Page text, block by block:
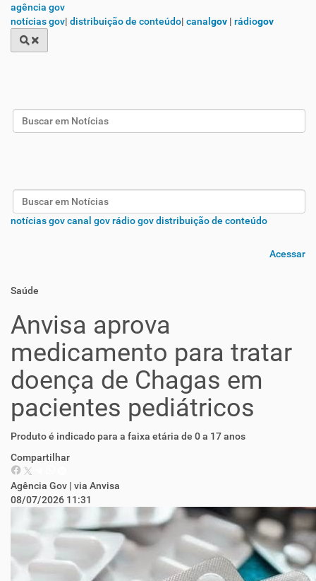
agência gov
notícias gov| distribuição de conteúdo| canal gov | rádiogov
Busca
Busca
notícias govcanal govrádio govdistribuição de conteúdo
Acessar
Saúde
Anvisa aprova
medicamento para tratar
doença de Chagas em
pacientes pediátricos
Produto é indicado para a faixa etária de 0 a 17 anos
Compartilhar
Agência Gov | via Anvisa
08/07/2026 11:31